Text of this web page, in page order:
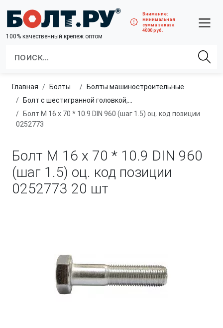
100% качественный крепеж оптом
Внимание:
минимальная
сумма заказа
4000 руб.
Главная болты
болты машиностроительные
Болт с шестигранной головкой, неполная резьба, мелкий шаг
Болт М 16 х 70 * 10.9 DIN 960 (шаг 1.5) оц. код позиции
0252773
Болт М 16 х 70 * 10.9 DIN 960
(шаг 1.5) оц. код позиции
0252773 20 шт